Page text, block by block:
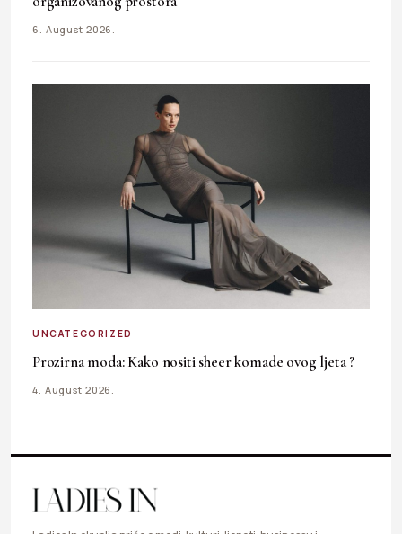
6. August 2026.
UNCATEGORIZED
Prozirna moda: Kako nositi sheer komade ovog ljeta ?
4. August 2026.